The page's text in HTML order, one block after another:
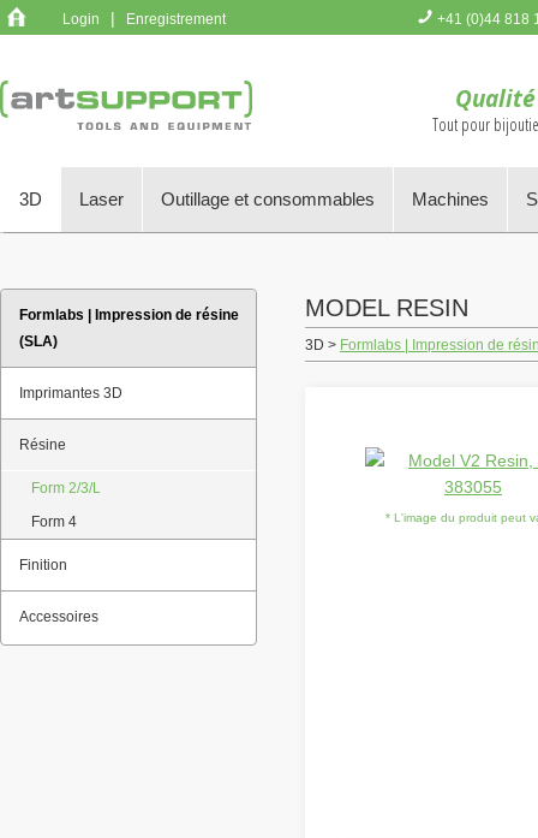
Login | Enregistrement +41 (0)44 818
Tout pour
3D Laser Outillage et consommables Machines
Formlabs | Impression de résine
(SLA)
Imprimantes 3D
Résine
Form 2/3/L
Form 4
Finition
Accessoires
MODEL RESIN
3D > Formlabs | Impression de
* L'image du produit peut